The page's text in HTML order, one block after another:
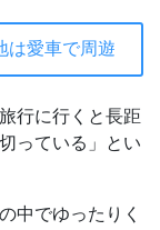
は愛車で周遊
行に行くと長距
っている」とい
中でゆったりく